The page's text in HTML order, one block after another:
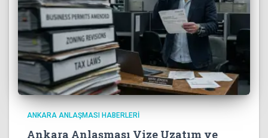
ANKARA ANLAŞMASI HABERLERI
Ankara Anlaşması Vize Uzatım ve